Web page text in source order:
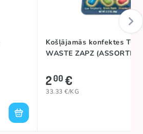
Košļājamās konfektes
WASTE ZAPZ
200€
33.33 €/KG